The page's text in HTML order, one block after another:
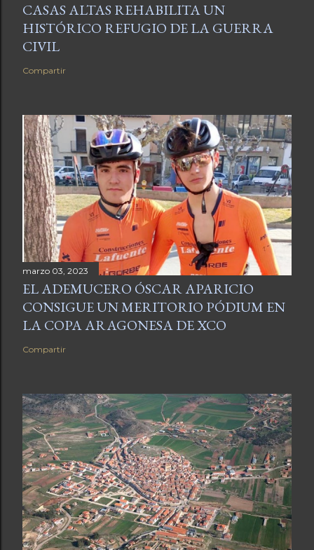
CASAS ALTAS REHABILITA UN
HISTÓRICO REFUGIO DE LA GUERRA
CIVIL
Compartir
marzo 03, 2023
EL ADEMUCERO ÓSCAR APARICIO
CONSIGUE UN MERITORIO PÓDIUM EN
LA COPA ARAGONESA DE XCO
Compartir